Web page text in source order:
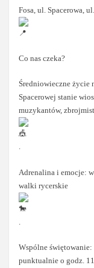
Fosa, ul. Spacerowa,
Co nas czeka?
Średniowieczne życie
Spacerowej stanie
muzykantów,
.
Adrenalina i emocje:
walki rycerskie
Wspólne
punktualnie o godz.